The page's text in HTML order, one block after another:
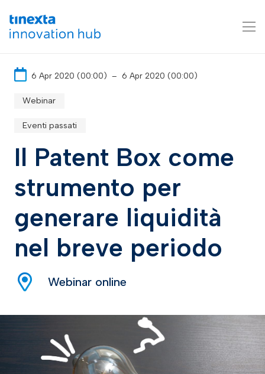
6 Apr 2020 (00:00) – 6 Apr 2020 (00:00)
Webinar
Eventi passati
Il Patent Box come
strumento per
generare liquidità
nel breve periodo
Webinar online